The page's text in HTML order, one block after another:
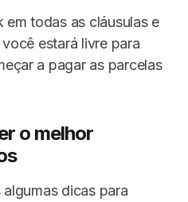
todas as cláusulas e
estará livre para
a pagar as parcelas
o melhor
dicas para